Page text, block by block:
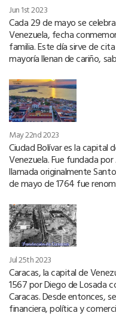
Jun 1st 2023
Cada 29 de mayo se
Venezuela, fecha
familia. Este día sirve de
mayoría llenan de cariño,
May 22nd 2023
Ciudad Bolívar es la capital
Venezuela. Fue fundada
llamada originalmente
de mayo de 1764 fue
Jul 25th 2023
Caracas, la capital de
1567 por Diego de Losada
Caracas. Desde entonces,
financiera, política y